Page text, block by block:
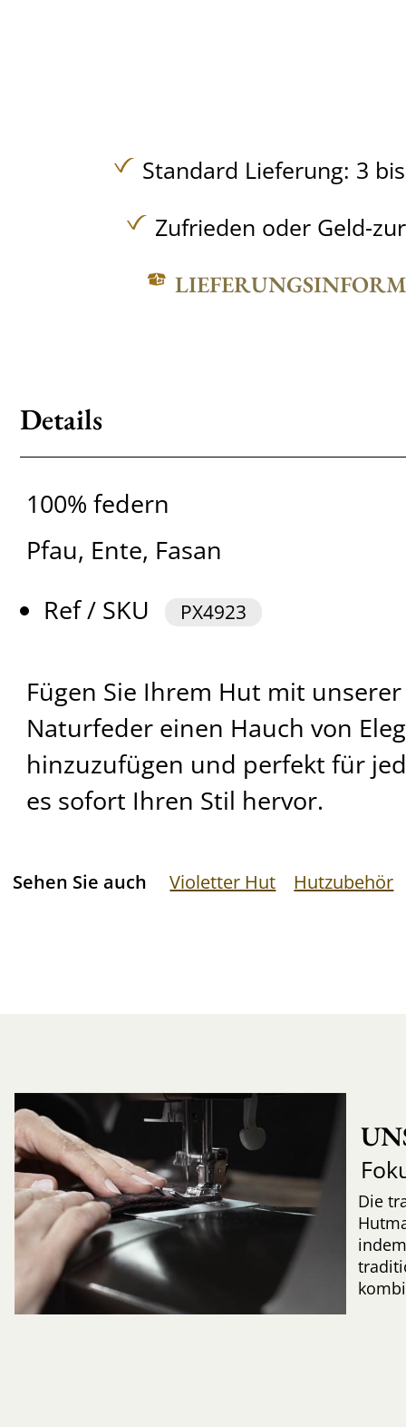
Standard Lieferung: 3
Zufrieden oder Geld-
Details
100% federn
Pfau, Ente, Fasan
Ref / SKU
PX4923
Fügen Sie Ihrem Hut mit
Naturfeder einen Hauch von
hinzuzufügen und perfekt für
es sofort Ihren Stil hervor.
Sehen Sie auch Violetter Hut Hutzubehör
Die